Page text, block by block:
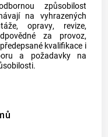
způsobilost
na vyhrazených
,opravy, revize,
za provoz,
kvalifikace i
a požadavky na